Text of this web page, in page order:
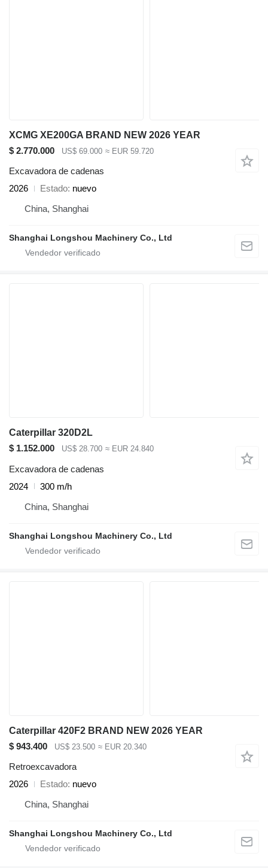
XCMG XE200GA BRAND NEW 2026 YEAR
$ 2.770.000
US$ 69.000 ≈ EUR 59.720
Excavadora de cadenas
2026
Estado nuevo
China, Shanghai
Shanghai Longshou Machinery Co., Ltd
Caterpillar 320D2L
$ 1.152.000
US$ 28.700 ≈ EUR 24.840
Excavadora de cadenas
2024
300 m/h
China, Shanghai
Shanghai Longshou Machinery Co., Ltd
Caterpillar 420F2 BRAND NEW 2026 YEAR
$ 943.400
US$ 23.500 ≈ EUR 20.340
Retroexcavadora
2026
Estado nuevo
China, Shanghai
Shanghai Longshou Machinery Co., Ltd